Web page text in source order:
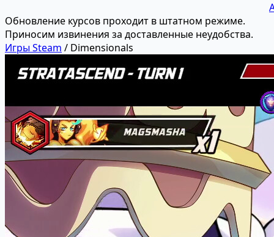
Обновление курсов проходит в штатном режиме.
Приносим извинения за доставленные неудобства.
Игры Steam / Dimensionals